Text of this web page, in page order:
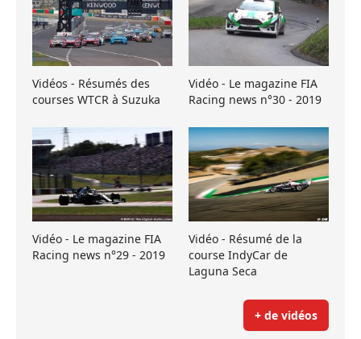
Vidéos - Résumés des
courses WTCR à Suzuka
Vidéo - Le magazine FIA
Racing news n°30 - 2019
Vidéo - Le magazine FIA
Racing news n°29 - 2019
Vidéo - Résumé de la
course IndyCar de
Laguna Seca
+ de vidéos